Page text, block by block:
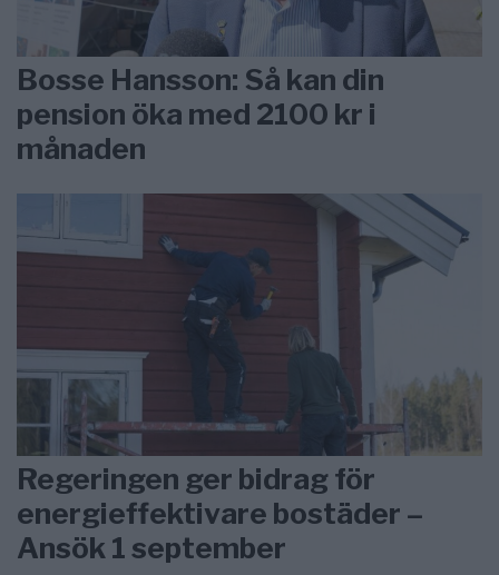
Bosse Hansson: Så kan din
pension öka med 2100 kr i
månaden
Regeringen ger bidrag för
energieffektivare bostäder –
Ansök 1 september